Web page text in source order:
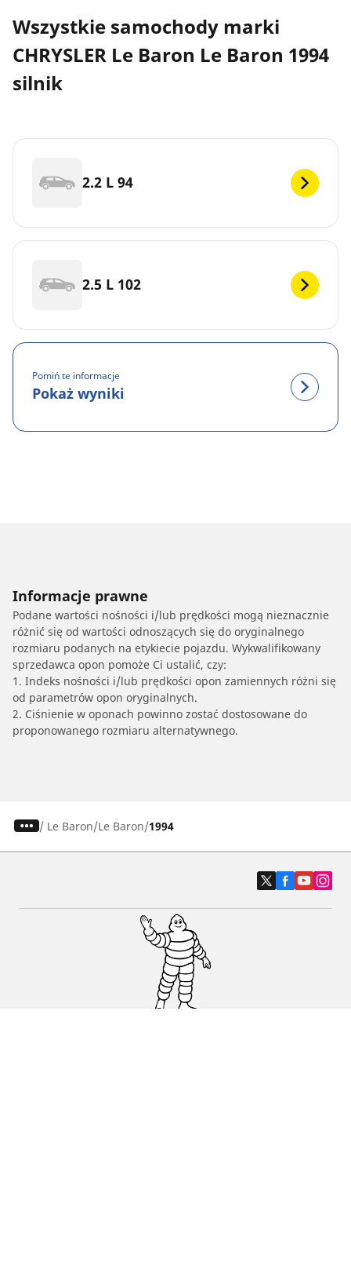
Wszystkie samochody marki
CHRYSLER Le Baron Le Baron 1994
silnik
2.2 L 94
2.5 L 102
Pomiń te informacje
Pokaż wyniki
Informacje prawne
Podane wartości nośności i/lub prędkości mogą nieznacznie
różnić się od wartości odnoszących się do oryginalnego
rozmiaru podanych na etykiecie pojazdu. Wykwalifikowany
sprzedawca opon pomoże Ci ustalić, czy:
1. Indeks nośności i/lub prędkości opon zamiennych różni się
od parametrów opon oryginalnych.
2. Ciśnienie w oponach powinno zostać dostosowane do
proponowanego rozmiaru alternatywnego.
/ Le Baron Le Baron 1994